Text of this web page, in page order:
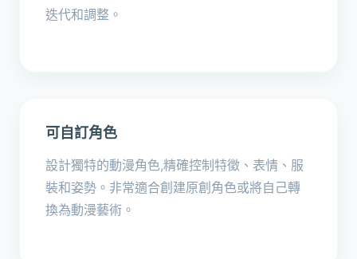
迭代和調整。
可自訂角色
設計獨特的動漫角色,精確控制特徵、表情、服
裝和姿勢。非常適合創建原創角色或將自己轉
換為動漫藝術。